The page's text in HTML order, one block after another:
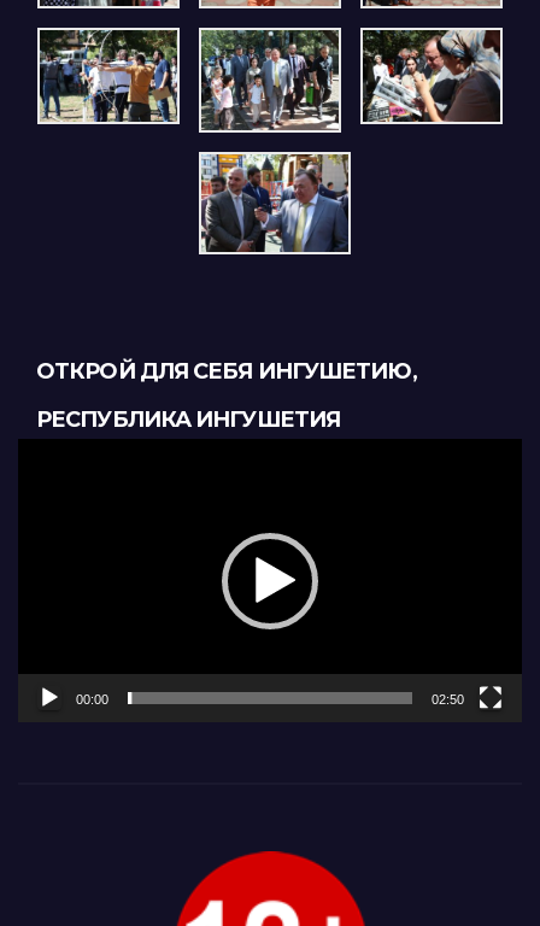
ОТКРОЙ ДЛЯ СЕБЯ ИНГУШЕТИЮ,
РЕСПУБЛИКА ИНГУШЕТИЯ
00:00 02:50